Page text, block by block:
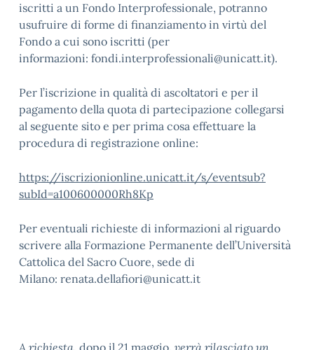
iscritti a un Fondo Interprofessionale, potranno
usufruire di forme di finanziamento in virtù del
Fondo a cui sono iscritti (per
informazioni: fondi.interprofessionali@unicatt.it).
Per l’iscrizione in qualità di ascoltatori e per il
pagamento della quota di partecipazione collegarsi
al seguente sito e per prima cosa effettuare la
procedura di registrazione online:
https://iscrizionionline.unicatt.it/s/eventsub?
subId=a100600000Rh8Kp
Per eventuali richieste di informazioni al riguardo
scrivere alla Formazione Permanente dell’Università
Cattolica del Sacro Cuore, sede di
Milano: renata.dellafiori@unicatt.it
A richiesta, dopo il 21 maggio, verrà rilasciato un